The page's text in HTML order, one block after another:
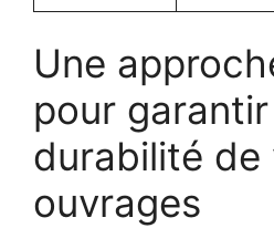
Une
pour garantir
durabilité de
ouvrages